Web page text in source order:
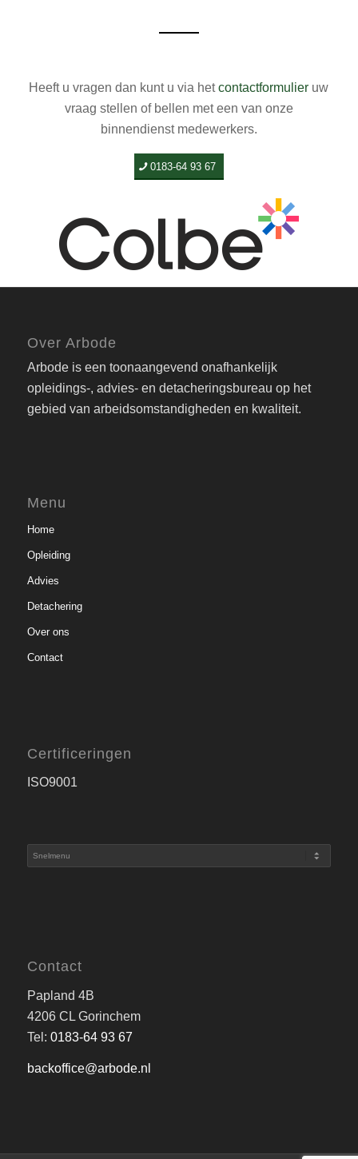
Heeft u vragen dan kunt u via hetcontactformulier uw
vraag stellen of bellen met een van onze
binnendienst medewerkers.
0183-64 93 67
Over Arbode
Arbode is een toonaangevend onafhankelijk
opleidings-, advies- en detacheringsbureau op het
gebied van arbeidsomstandigheden en kwaliteit.
Menu
Home
Opleiding
Advies
Detachering
Over ons
Contact
Certificeringen
ISO9001
Contact
Papland 4B
4206 CL Gorinchem
Tel: 0183-64 93 67
backoffice@arbode.nl